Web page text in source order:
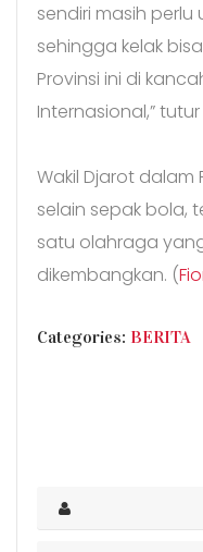
sendiri masih
sehingga kelak
Provinsi ini di
Internasional,” tutur
Wakil Djarot dalam
selain sepak bola,
satu olahraga
dikembangkan. (
CATEGORIES
Categories: BERITA